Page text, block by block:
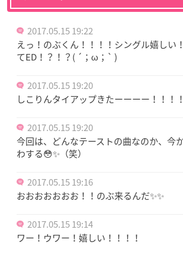
2017.05.15 19:22
えっ！のぶくん！！！！シングル嬉しい
てED！？！？( ´；ω；` )
2017.05.15 19:20
しこりんタイアップきたーーーー！！！
2017.05.15 19:20
今回は、どんなテーストの曲なのか、今
わする😳✨（笑）
2017.05.15 19:16
おおおおおおお！！のぶ来るんだ✨✨
2017.05.15 19:14
ワー！ウワー！嬉しい！！！！